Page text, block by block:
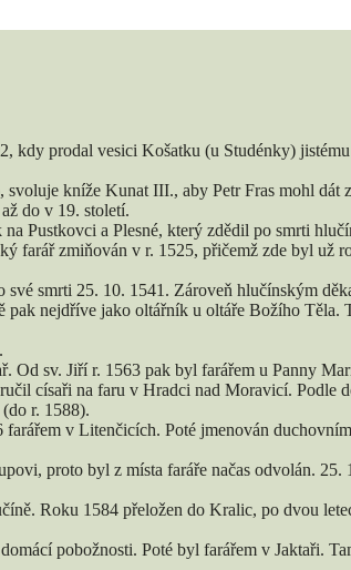
kdy prodal vesici Košatku (u Studénky)
kníže Kunat III., aby Petr Fras mohl
do v 19. století.
Pustkovci a Plesné, který zdědil po smrti
farář zmiňován v r. 1525, přičemž zde byl
smrti 25. 10. 1541. Zároveň hlučínským
nejdříve jako oltářník u oltáře Božího Těla.
Od sv. Jiří r. 1563 pak byl farářem u Panny
císaři na faru v Hradci nad Moravicí.
r. 1588).
v Litenčicích. Poté jmenován
proto byl z místa faráře načas odvolán.
Roku 1584 přeložen do Kralic, po dvou
pobožnosti. Poté byl farářem v Jaktaři.